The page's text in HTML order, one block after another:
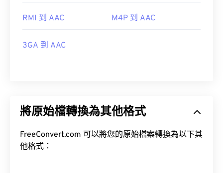
RMI 到 AAC M4P 到 AAC
3GA 到 AAC
將原始檔轉換為其他格式
FreeConvert.com 可以將您的原始檔案轉換為以下其
他格式：